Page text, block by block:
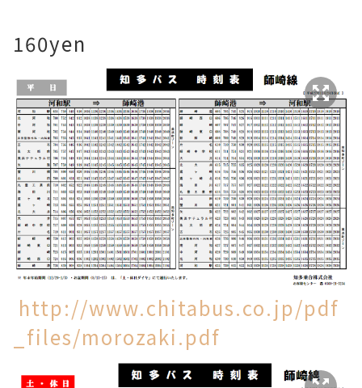
160yen
http://www.chitabus.co.jp/pdf
_files/morozaki.pdf